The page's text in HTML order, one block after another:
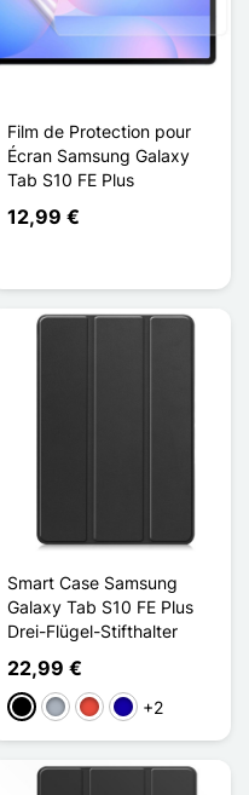
Film de Protection pour
Écran Samsung Galaxy
Tab S10 FE Plus
12,99 €
Smart Case Samsung
Galaxy Tab S10 FE Plus
Drei-Flügel-Stifthalter
22,99 €
Schwarz
GrauRot Dunkelblau
+2